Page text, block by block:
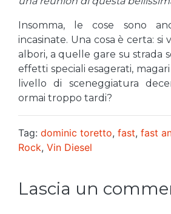
Insomma, le cose sono
incasinate. Una cosa è certa:
albori, a quelle gare su strada
effetti speciali esagerati,
livello di sceneggiatura
ormai troppo tardi?
Tag: dominic toretto, fast, fast
Rock, Vin Diesel
Lascia un